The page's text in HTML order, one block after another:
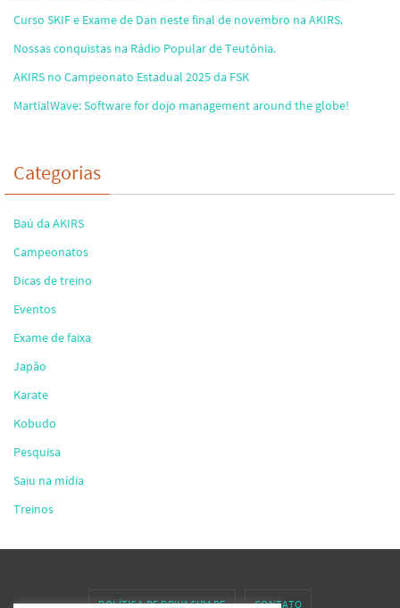
Curso SKIF e Exame de Dan neste final de novembro na AKIRS.
Nossas conquistas na Rádio Popular de Teutônia.
AKIRS no Campeonato Estadual 2025 da FSK
MartialWave: Software for dojo management around the globe!
Categorias
Baú da AKIRS
Campeonatos
Dicas de treino
Eventos
Exame de faixa
Japão
Karate
Kobudo
Pesquisa
Saiu na mídia
Treinos
POLÍTICA DE PRIVACIDADE CONTATO